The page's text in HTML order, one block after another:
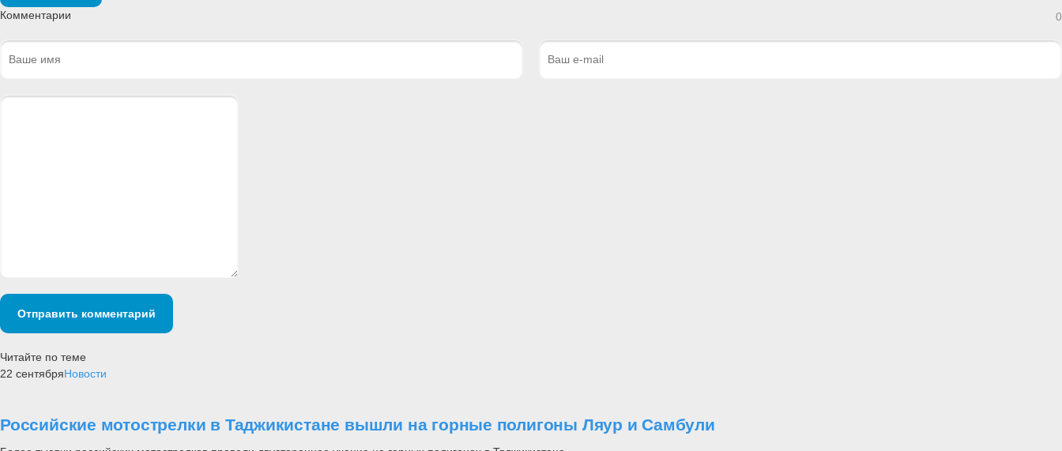
Комментарии 0
Отправить комментарий
Читайте по теме
22 сентябряНовости
Российские мотострелки в Таджикистане вышли на горные полигоны Ляур и Самбули